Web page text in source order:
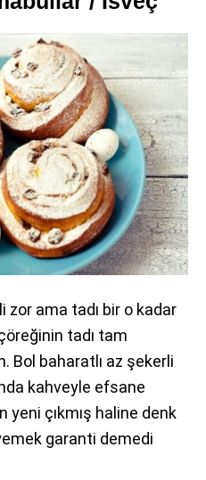
zor ama tadı bir o kadar
tadı tam
Bol baharatlı az şekerli
kahveyle efsane
yeni çıkmış haline denk
garanti demedi